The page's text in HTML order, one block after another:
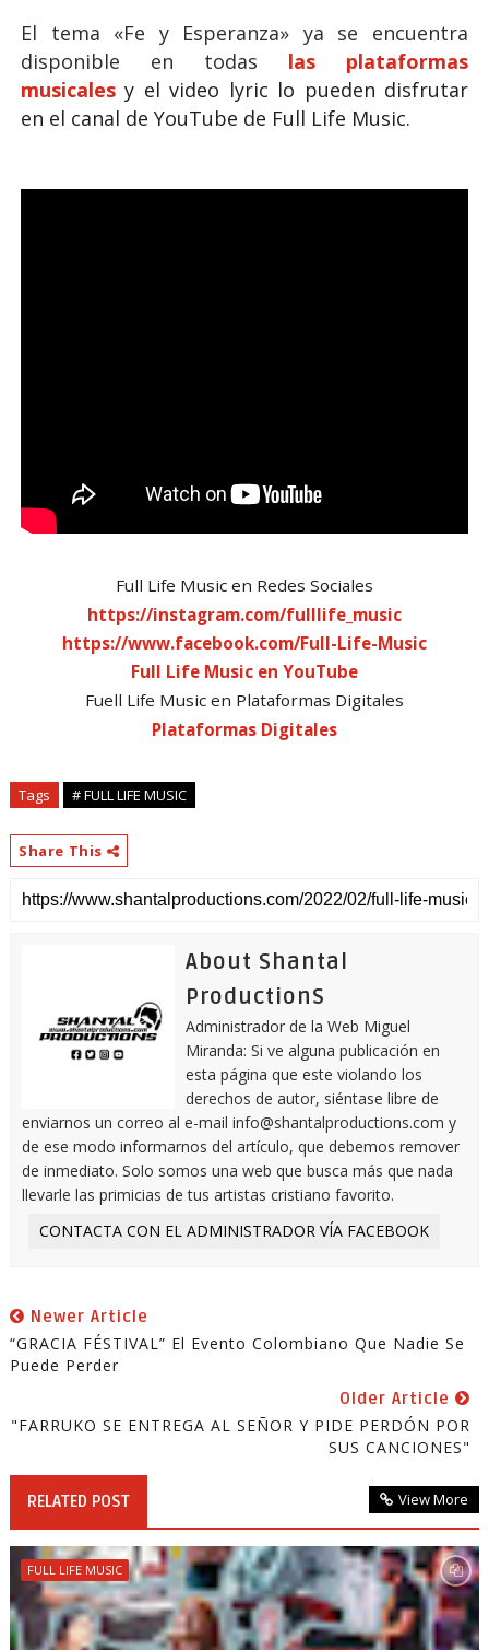
El tema «Fe y Esperanza» ya se encuentra
disponible en todas las plataformas
musicalesy el video lyric lo pueden disfrutar
en el canal de YouTube de Full Life Music.
Full Life Music en Redes Sociales
https://instagram.com/fulllife_music
https://www.facebook.com/Full-Life-Music
Full Life Music en YouTube
Fuell Life Music en Plataformas Digitales
Plataformas Digitales
Tags # FULL LIFE MUSIC
Share This
About Shantal
ProductionS
Administrador de la Web Miguel
Miranda: Si ve alguna publicación en
esta página que este violando los
derechos de autor, siéntase libre de
enviarnos un correo al e-mail info@shantalproductions.com y
de ese modo informarnos del artículo, que debemos remover
de inmediato. Solo somos una web que busca más que nada
llevarle las primicias de tus artistas cristiano favorito.
CONTACTA CON EL ADMINISTRADOR VÍA FACEBOOK
Newer Article
“GRACIA FÉSTIVAL” El Evento Colombiano Que Nadie Se
Puede Perder
Older Article
"FARRUKO SE ENTREGA AL SEÑOR Y PIDE PERDÓN POR
SUS CANCIONES"
RELATED POST View More
FULL LIFE MUSIC